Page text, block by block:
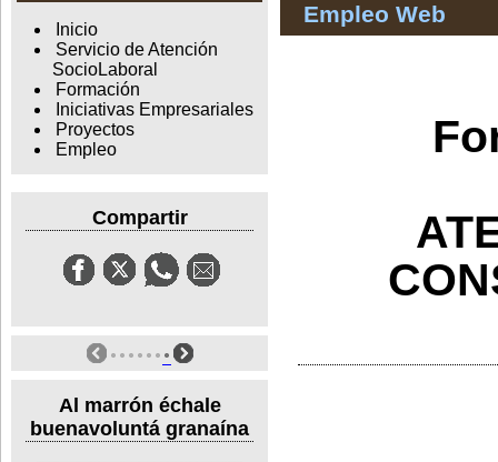
Inicio
Servicio de Atención
SocioLaboral
Formación
Iniciativas Empresariales
Proyectos
Empleo
Compartir
Al marrón échale
buenavoluntá granaína
Empleo Web